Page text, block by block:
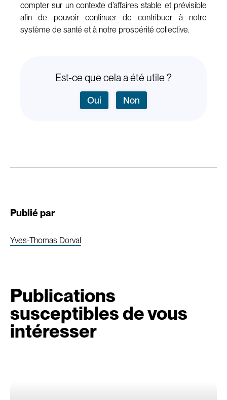
compter sur un contexte d’affaires stable et prévisible
afin de pouvoir continuer de contribuer à notre
système de santé et à notre prospérité collective.
Est-ce que cela a été utile ?
Oui Non
Publié par
Yves-Thomas Dorval
Publications
susceptibles de vous
intéresser